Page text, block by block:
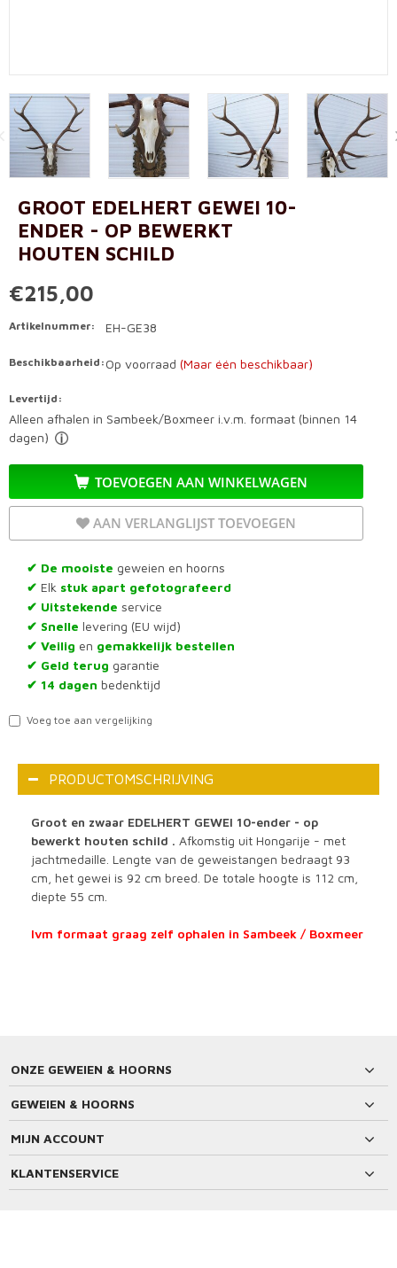
GROOT EDELHERT GEWEI 10-
ENDER - OP BEWERKT
HOUTEN SCHILD
€215,00
Artikelnummer: EH-GE38
Beschikbaarheid: Op voorraad (Maar één beschikbaar)
Levertijd:
Alleen afhalen in Sambeek/Boxmeer i.v.m. formaat (binnen 14
dagen)
TOEVOEGEN AAN WINKELWAGEN
AAN VERLANGLIJST TOEVOEGEN
✔ De mooiste geweien en hoorns
✔ Elk stuk apart gefotografeerd
✔ Uitstekende service
✔ Snelle levering (EU wijd)
✔ Veilig en gemakkelijk bestellen
✔ Geld terug garantie
✔ 14 dagen bedenktijd
Voeg toe aan vergelijking
PRODUCTOMSCHRIJVING
Groot en zwaar EDELHERT GEWEI 10-ender - op
bewerkt houten schild . Afkomstig uit Hongarije - met
jachtmedaille. Lengte van de geweistangen bedraagt 93
cm, het gewei is 92 cm breed. De totale hoogte is 112 cm,
diepte 55 cm.
Ivm formaat graag zelf ophalen in Sambeek / Boxmeer
ONZE GEWEIEN & HOORNS
GEWEIEN & HOORNS
MIJN ACCOUNT
KLANTENSERVICE